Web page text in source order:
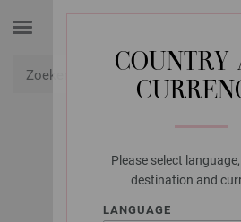
COUNTRY
Please select
destination and
LANGUAGE
LANA
TRUI LALA